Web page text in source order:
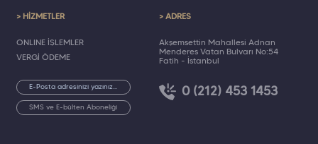
> HİZMETLER
ONLINE İŞLEMLER
VERGİ ÖDEME
SMS ve E-bülten Aboneliği
> ADRES
Akşemsettin Mahallesi Adnan
Menderes Vatan Bulvarı No:54
Fatih - İstanbul
0 (212) 453 1453